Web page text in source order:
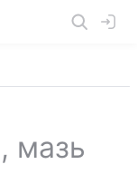
, мазь